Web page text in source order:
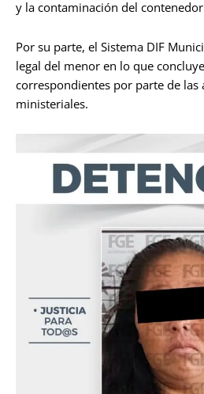
y la contaminación del
Por su parte, el Sistema DIF
legal del menor en lo que
correspondientes por parte de las
ministeriales.